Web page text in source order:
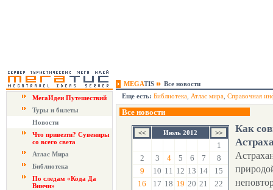
MEGATIS
Все новости
МегаИдеи Путешествий
Туры и билеты
Новости
Что привезти? Сувениры
со всего света
Атлас Мира
Библиотека
По следам «Кода Да
Винчи»
Еще есть: Библиотека Атлас мира Справочная
Все новости
Июль 2012
1
2
3 4 5 6 7
8
9
10 11 12 13 14
15
16
17 18 19 20 21
22
Как